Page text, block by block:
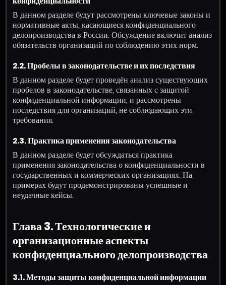
В данном разделе будут рассмотрены ключевые законы и
нормативные акты, касающиеся конфиденциального
делопроизводства в России. Обсуждение включит анализ
обязательств организаций по соблюдению этих норм.
2.2. Пробелы в законодательстве и их последствия
В данном разделе будет проведён анализ существующих
пробелов в законодательстве, связанных с защитой
конфиденциальной информации, и рассмотрены
последствия для организаций, не соблюдающих эти
требования.
2.3. Практика применения законодательства
В данном разделе будет обсуждаться практика
применения законодательства о конфиденциальности в
государственных и коммерческих организациях. На
примерах будут продемонстрированы успешные и
неудачные кейсы.
Глава 3. Технологические и
организационные аспекты
конфиденциального делопроизводства
3.1. Методы защиты конфиденциальной информации